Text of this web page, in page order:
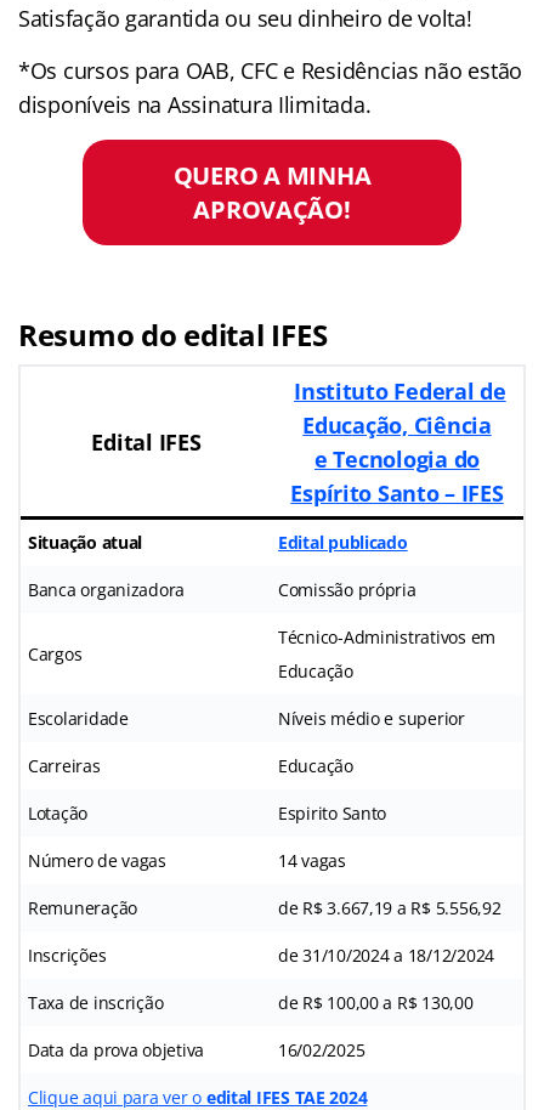
Satisfação garantida ou seu dinheiro de volta!
*Os cursos para OAB, CFC e Residências não estão
disponíveis na Assinatura Ilimitada.
QUERO A MINHA
APROVAÇÃO!
Resumo do edital IFES
Edital IFES
Instituto Federal de
Educação, Ciência
e Tecnologia do
Espírito Santo – IFES
Situação atual Edital publicado
Banca organizadora Comissão própria
Cargos
Técnico-Administrativos em
Educação
Escolaridade Níveis médio e superior
Carreiras Educação
Lotação Espirito Santo
Número de vagas 14 vagas
Remuneração de R$ 3.667,19 a R$ 5.556,92
Inscrições de 31/10/2024 a 18/12/2024
Taxa de inscrição de R$ 100,00 a R$ 130,00
Data da prova objetiva 16/02/2025
Clique aqui para ver o edital IFES TAE 2024